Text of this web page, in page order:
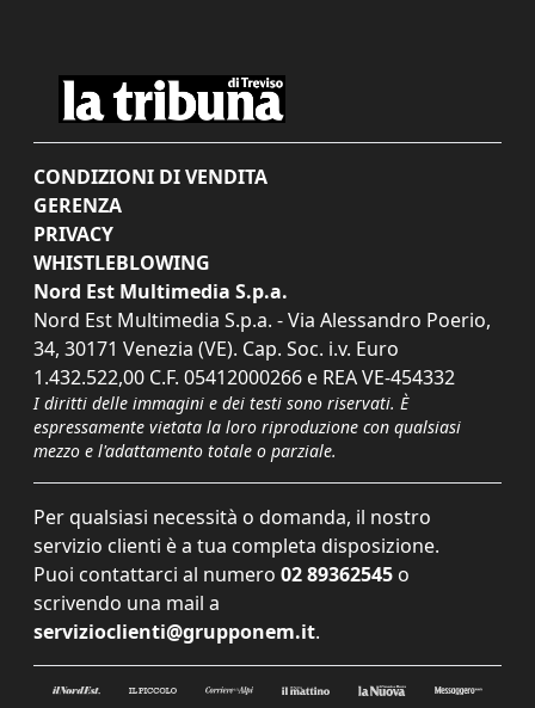
CONDIZIONI DI VENDITA
GERENZA
PRIVACY
WHISTLEBLOWING
Nord Est Multimedia S.p.a.
Nord Est Multimedia S.p.a. - Via Alessandro Poerio,
34, 30171 Venezia (VE). Cap. Soc. i.v. Euro
1.432.522,00 C.F. 05412000266 e REA VE-454332
I diritti delle immagini e dei testi sono riservati. È
espressamente vietata la loro riproduzione con qualsiasi
mezzo e l'adattamento totale o parziale.
Per qualsiasi necessità o domanda, il nostro
servizio clienti è a tua completa disposizione.
Puoi contattarci al numero 02 89362545 o
scrivendo una mail a
servizioclienti@grupponem.it.